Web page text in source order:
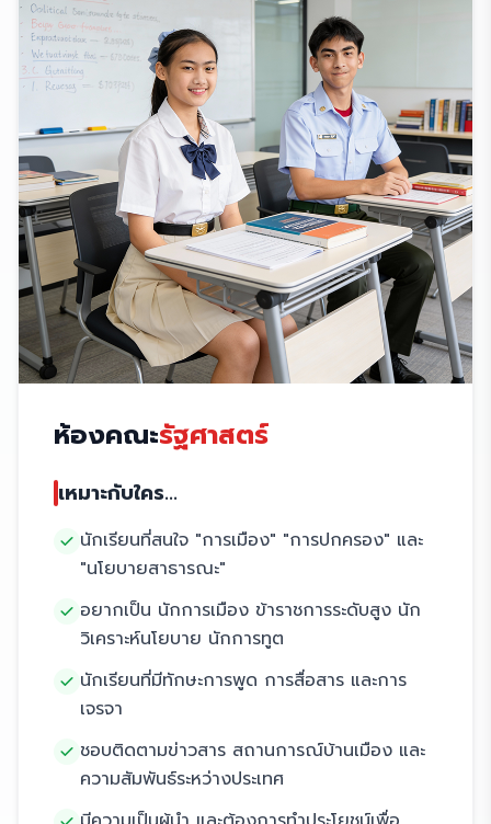
ห้องคณะรัฐศาสตร์
เหมาะกับใคร...
นักเรียนที่สนใจ "การเมือง" "การปกครอง" และ
"นโยบายสาธารณะ"
อยากเป็น นักการเมือง ข้าราชการระดับสูง นัก
วิเคราะห์นโยบาย นักการทูต
นักเรียนที่มีทักษะการพูด การสื่อสาร และการ
เจรจา
ชอบติดตามข่าวสาร สถานการณ์บ้านเมือง และ
ความสัมพันธ์ระหว่างประเทศ